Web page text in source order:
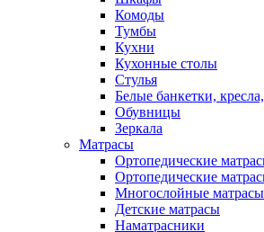
Комоды
Тумбы
Кухни
Кухонные столы
Стулья
Белые банкетки,
Обувницы
Зеркала
Матрасы
Ортопедические
Ортопедические
Многослойные матрасы
Детские матрасы
Наматрасники